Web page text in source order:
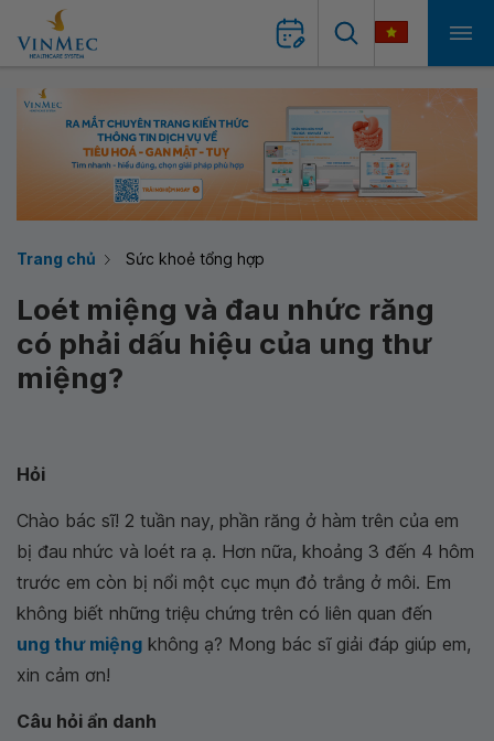
Trang chủ Sức khoẻ tổng hợp
Loét miệng và đau nhức răng
có phải dấu hiệu của ung thư
miệng?
Hỏi
Chào bác sĩ! 2 tuần nay, phần răng ở hàm trên của em
bị đau nhức và loét ra ạ. Hơn nữa, khoảng 3 đến 4 hôm
trước em còn bị nổi một cục mụn đỏ trắng ở môi. Em
không biết những triệu chứng trên có liên quan đến
ung thư miệng không ạ? Mong bác sĩ giải đáp giúp em,
xin cảm ơn!
Câu hỏi ẩn danh